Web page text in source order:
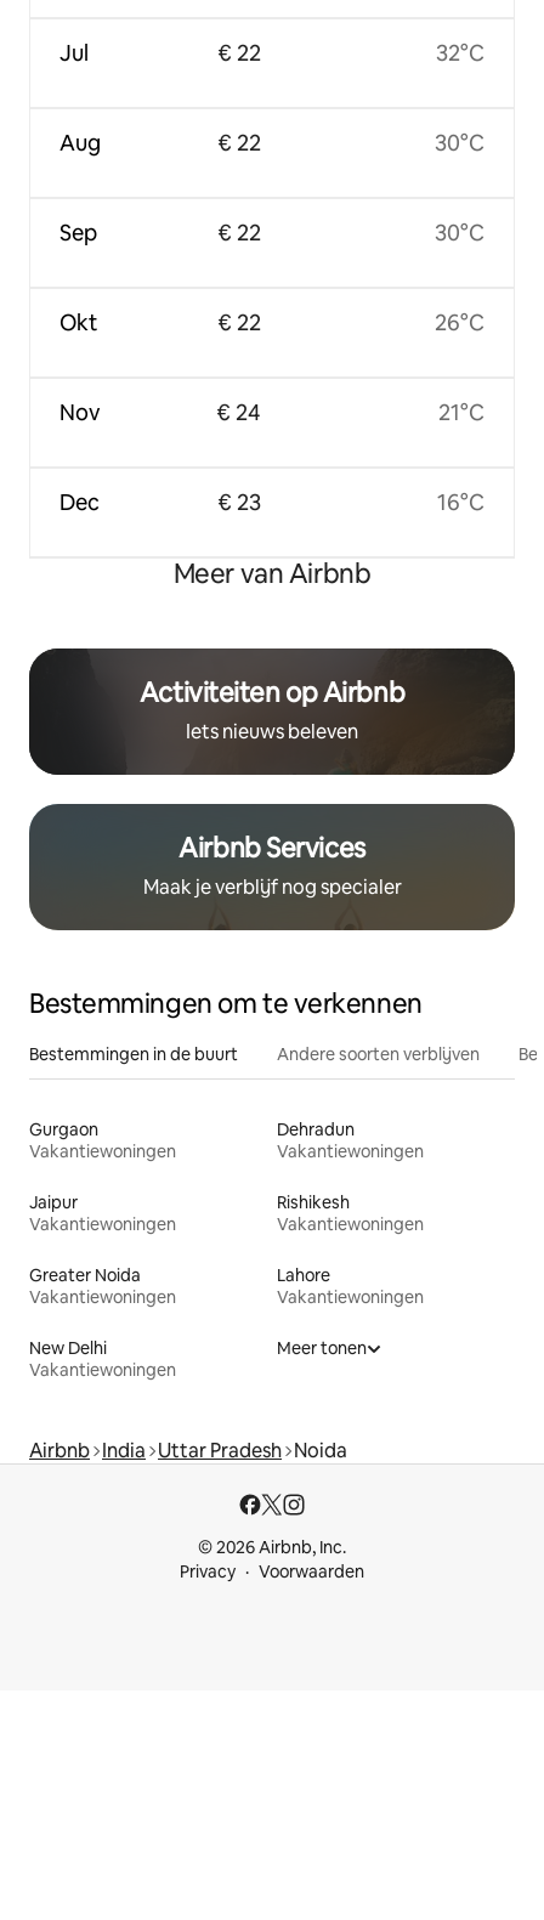
Jul
Aug
Sep
Okt
Nov
Dec
€ 22
€ 22
€ 22
€ 22
€ 24
€ 23
32°C
30°C
30°C
26°C
21°C
16°C
Meer van Airbnb
Activiteiten op Airbnb
Iets nieuws beleven
Airbnb Services
Maak je verblijf nog specialer
Bestemmingen om te verkennen
Bestemmingen in de buurt Andere soorten verblijven
Gurgaon
Vakantiewoningen
Dehradun
Vakantiewoningen
Jaipur
Vakantiewoningen
Rishikesh
Vakantiewoningen
Greater Noida
Vakantiewoningen
Lahore
Vakantiewoningen
New Delhi
Vakantiewoningen
Meer tonen
Airbnb India Uttar Pradesh Noida
© 2026 Airbnb, Inc.
Privacy
Voorwaarden